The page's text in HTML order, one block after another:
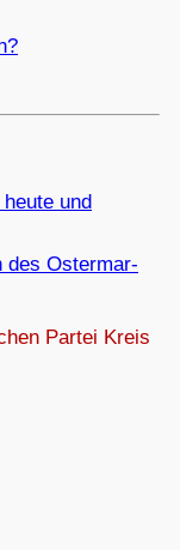
und
des Oster­mar­
Partei Kreis